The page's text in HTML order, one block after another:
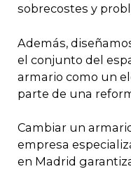
sobrecostes y
Además,
el conjunto del
armario como un
parte de una
Cambiar un
empresa
en Madrid